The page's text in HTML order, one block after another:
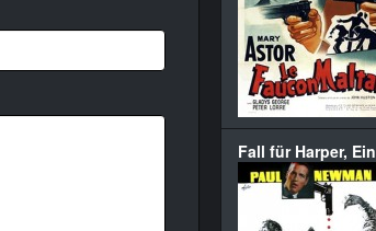
Fall für Harper, Ein